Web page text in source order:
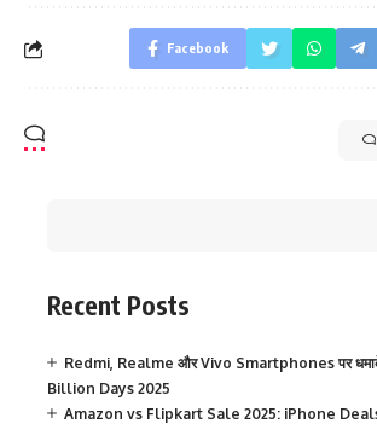
Facebook
Recent Posts
Redmi, Realme और Vivo Smartphones पर
Billion Days 2025
Amazon vs Flipkart Sale 2025: iPhone Deals